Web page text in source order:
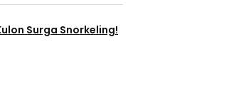
Surga Snorkeling!